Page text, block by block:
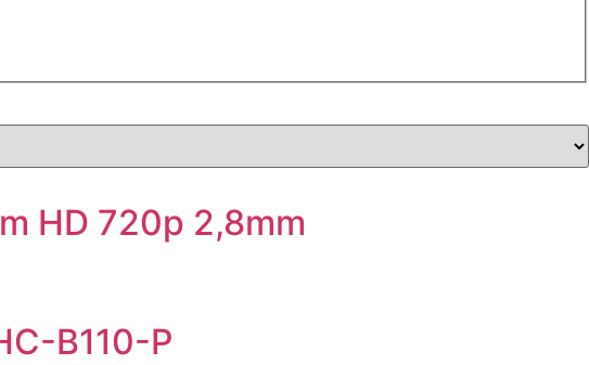
HD 720p 2,8mm
B110-P